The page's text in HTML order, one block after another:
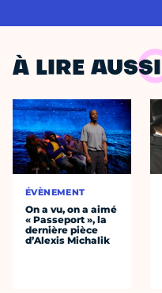
À LIRE AUSSI
ÉVÈNEMENT
On a vu, on a aimé
« Passeport », la
dernière pièce
d’Alexis Michalik